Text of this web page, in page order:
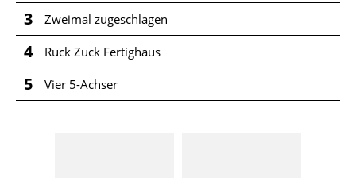
3 Zweimal zugeschlagen
4 Ruck Zuck Fertighaus
5 Vier 5-Achser